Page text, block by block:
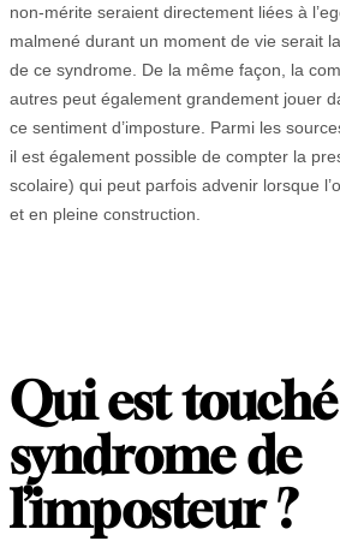
non-mérite seraient directement liées à
malmené durant un moment de vie serait
de ce syndrome. De la même façon, la
autres peut également grandement jouer
ce sentiment d’imposture. Parmi les
il est également possible de compter la
scolaire) qui peut parfois advenir lorsque
et en pleine construction.
Qui est
syndrome de
l’imposteur ?